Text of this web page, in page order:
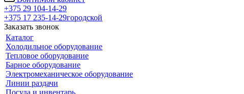
+375 29 104-14-29
+375 17 235-14-29городской
Заказать звонок
Каталог
Холодильное оборудование
Тепловое оборудование
Барное оборудование
Электромеханическое оборудование
Линии раздачи